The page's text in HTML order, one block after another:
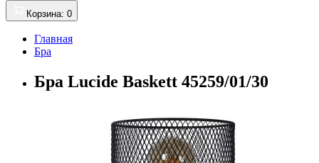
Корзина: 0
Главная
Бра
Бра Lucide Baskett 45259/01/30